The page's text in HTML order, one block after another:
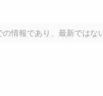
情報であり、最新ではな